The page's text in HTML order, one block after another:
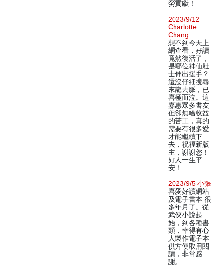
勞貢獻！
2023/9/12
Charlotte
Chang
想不到今天上
網查看，好讀
竟然復活了，
是哪位神仙壯
士伸出援手？
還沒仔細搜尋
來龍去脈，已
喜極而泣。這
嘉惠眾多書友
但卻無啥收益
的苦工，真的
需要有很多愛
才能繼續下
去，祝福新版
主，謝謝您！
好人一生平
安！
2023/9/5 小張
喜愛好讀網站
及電子書本 很
多年月了。從
武俠小說起
始，到各種書
類，幸得有心
人製作電子本
供方便取用閱
讀，非常感
謝。